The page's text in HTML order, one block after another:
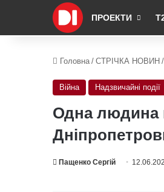
ПРОЕКТИ
Головна / СТРІЧКА НОВИН /
Війна Надзвичайні події
Одна людина
Пащенко Сергій